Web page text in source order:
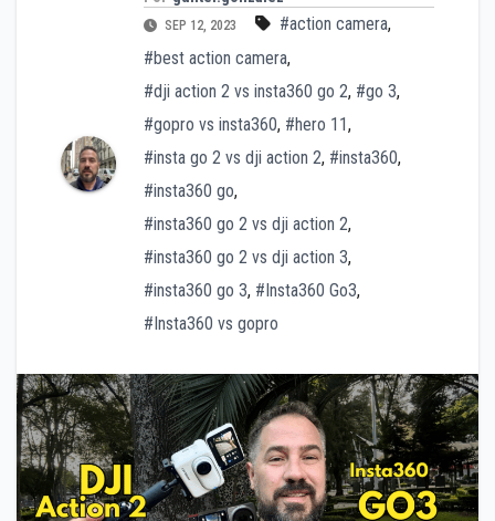
SEP 12, 2023 #action camera,
#best action camera,
#dji action 2 vs insta360 go 2, #go 3,
#gopro vs insta360, #hero 11,
#insta go 2 vs dji action 2, #insta360,
#insta360 go,
#insta360 go 2 vs dji action 2,
#insta360 go 2 vs dji action 3,
#insta360 go 3, #Insta360 Go3,
#Insta360 vs gopro